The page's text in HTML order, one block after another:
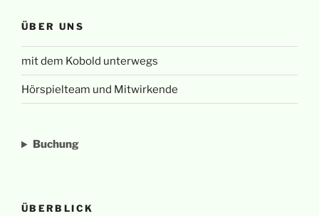
ÜBER UNS
mit dem Kobold unterwegs
Hörspielteam und Mitwirkende
Buchung
ÜBERBLICK